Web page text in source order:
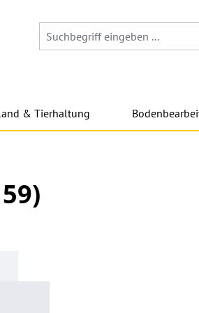
& Tierhaltung